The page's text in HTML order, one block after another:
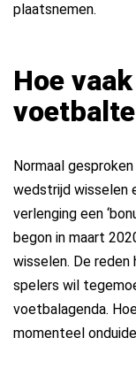
plaatsnemen.
Hoe
Normaal
wedstrijd wisselen
verlenging een
begon in maart
wisselen. De reden
spelers wil
voetbalagenda.
momenteel